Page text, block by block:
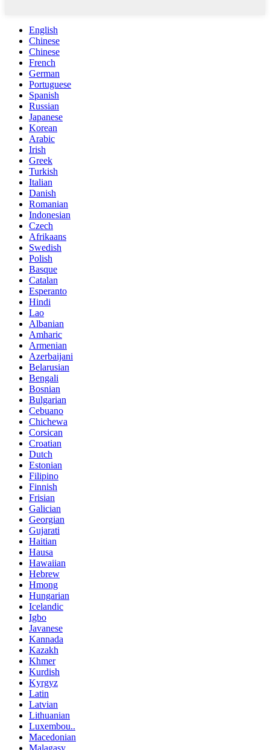
English
Chinese
Chinese
French
German
Portuguese
Spanish
Russian
Japanese
Korean
Arabic
Irish
Greek
Turkish
Italian
Danish
Romanian
Indonesian
Czech
Afrikaans
Swedish
Polish
Basque
Catalan
Esperanto
Hindi
Lao
Albanian
Amharic
Armenian
Azerbaijani
Belarusian
Bengali
Bosnian
Bulgarian
Cebuano
Chichewa
Corsican
Croatian
Dutch
Estonian
Filipino
Finnish
Frisian
Galician
Georgian
Gujarati
Haitian
Hausa
Hawaiian
Hebrew
Hmong
Hungarian
Icelandic
Igbo
Javanese
Kannada
Kazakh
Khmer
Kurdish
Kyrgyz
Latin
Latvian
Lithuanian
Luxembou..
Macedonian
Malagasy